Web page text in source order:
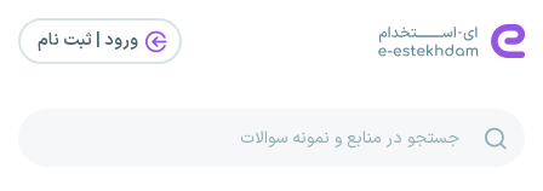
ورود | ثبت‌ نام